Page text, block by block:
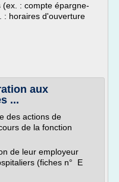
: compte épargne-
: horaires d'ouverture
aux
...
des actions de
de la fonction
de leur employeur
(fiches n° E